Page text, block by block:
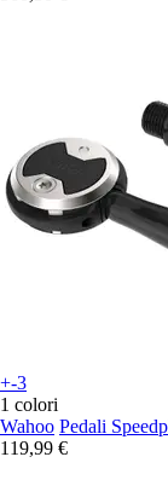
+-3
1 colori
Wahoo Pedali
119,99 €